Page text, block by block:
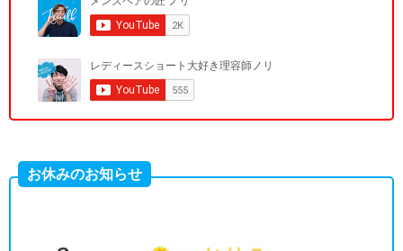
お休みのお知らせ